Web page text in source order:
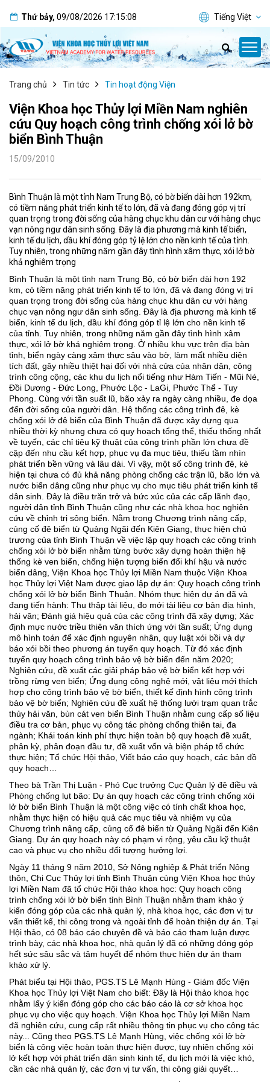
Thứ bảy, 09/08/2026 17:15:08 Tiếng Việt
Trang chủ Tin tức Tin hoạt động Viện
Viện Khoa học Thủy lợi Miền Nam nghiên
cứu Quy hoạch công trình chống xói lở bờ
biển Bình Thuận
15/09/2010
Bình Thuận là một tỉnh Nam Trung Bộ, có bờ biển dài hơn 192km,
có tiềm năng phát triển kinh tế to lớn, đã và đang đóng góp vị trí
quan trọng trong đời sống của hàng chục khu dân cư với hàng chục
vạn nông ngư dân sinh sống. Đây là địa phương mà kinh tế biển,
kinh tế du lịch, dầu khí đóng góp tỷ lệ lớn cho nền kinh tế của tỉnh.
Tuy nhiên, trong những năm gần đây tình hình xâm thực, xói lở bờ
khả nghiêm trọng
Bình Thuận là một tỉnh nam Trung Bộ, có bờ biển dài hơn 192
km, có tiềm năng phát triển kinh tế to lớn, đã và đang đóng vị trí
quan trọng trong đời sống của hàng chục khu dân cư với hàng
chục vạn nông ngư dân sinh sống. Đây là địa phương mà kinh tế
biển, kinh tế du lịch, dầu khí đóng góp tỉ lệ lớn cho nền kinh tế
của tỉnh. Tuy nhiên, trong những năm gần đây tình hình xâm
thực, xói lở bờ khá nghiêm trọng. Ở nhiều khu vực trên địa bàn
tỉnh, biển ngày càng xâm thực sâu vào bờ, làm mất nhiều diện
tích đất, gây nhiều thiệt hại đối với nhà cửa của nhân dân, công
trình công cộng, các khu du lịch nổi tiếng như Hàm Tiến - Mũi Né,
Đồi Dương - Đức Long, Phước Lộc - LaGi, Phước Thể - Tuy
Phong. Cùng với tần suất lũ, bão xảy ra ngày càng nhiều, đe dọa
đến đời sống của người dân. Hệ thống các công trình đê, kè
chống xói lở đê biển của Bình Thuận đã được xây dựng qua
nhiều thời kỳ nhưng chưa có quy hoạch tổng thể, thiếu thống nhất
về tuyến, các chỉ tiêu kỹ thuật của công trình phần lớn chưa đề
cập đến nhu cầu kết hợp, phục vụ đa mục tiêu, thiếu tầm nhìn
phát triển bền vững và lâu dài. Vì vậy, một số công trình đê, kè
hiện tại chưa có đủ khả năng phòng chống các trận lũ, bão lớn và
nước biển dâng cũng như phục vụ cho mục tiêu phát triển kinh tế
dân sinh. Đây là điều trăn trở và bức xúc của các cấp lãnh đạo,
người dân tỉnh Bình Thuận cũng như các nhà khoa học nghiên
cứu về chỉnh trị sông biển. Nằm trong Chương trình nâng cấp,
củng cố đê biển từ Quảng Ngãi đến Kiên Giang, thực hiện chủ
trương của tỉnh Bình Thuận về việc lập quy hoạch các công trình
chống xói lở bờ biển nhằm từng bước xây dựng hoàn thiện hệ
thống kè ven biển, chống hiện tượng biến đổi khí hậu và nước
biển dâng, Viện Khoa học Thủy lợi Miền Nam thuộc Viện Khoa
học Thủy lợi Việt Nam được giao lập dự án: Quy hoạch công trình
chống xói lở bờ biển Bình Thuận. Nhóm thực hiện dự án đã và
đang tiến hành: Thu thập tài liệu, đo mới tài liệu cơ bản địa hình,
hải văn; Đánh giá hiệu quả của các công trình đã xây dựng; Xác
định mực nước triều thiên văn thích ứng với tần suất; Ứng dụng
mô hình toán để xác định nguyên nhân, quy luật xói bồi và dự
báo xói bồi theo phương án tuyến quy hoạch. Từ đó xác định
tuyến quy hoạch công trình bảo vệ bờ biển đến năm 2020;
Nghiên cứu, đề xuất các giải pháp bảo vệ bờ biển kết hợp với
trồng rừng ven biển; Ứng dụng công nghệ mới, vật liệu mới thích
hợp cho công trình bảo vệ bờ biển, thiết kế định hình công trình
bảo vệ bờ biển; Nghiên cứu đề xuất hệ thống lưới trạm quan trắc
thủy hải văn, bùn cát ven biển Bình Thuận nhằm cung cấp số liệu
điều tra cơ bản, phục vụ công tác phòng chống thiên tai, đa
ngành; Khái toán kinh phí thực hiện toàn bộ quy hoạch đề xuất,
phân kỳ, phân đoạn đầu tư, đề xuất vốn và biện pháp tổ chức
thực hiện; Tổ chức Hội thảo, Viết báo cáo quy hoạch, các bản đồ
quy hoạch…
Theo bà Trần Thị Luận - Phó Cục trưởng Cục Quản lý đê điều và
Phòng chống lụt bão: Dự án quy hoạch các công trình chống xói
lở bờ biển Bình Thuận là một công việc có tính chất khoa học,
nhằm thực hiện có hiệu quả các mục tiêu và nhiệm vụ của
Chương trình nâng cấp, củng cố đê biển từ Quảng Ngãi đến Kiên
Giang. Dự án quy hoạch này có phạm vi rộng, yêu cầu kỹ thuật
cao và phục vụ cho nhiều đối tượng hưởng lợi.
Ngày 11 tháng 9 năm 2010, Sở Nông nghiệp & Phát triển Nông
thôn, Chi Cục Thủy lợi tỉnh Bình Thuận cùng Viện Khoa học thủy
lợi Miền Nam đã tổ chức Hội thảo khoa học: Quy hoạch công
trình chống xói lở bờ biển tỉnh Bình Thuận nhằm tham khảo ý
kiến đóng góp của các nhà quản lý, nhà khoa học, các đơn vị tư
vấn thiết kế, thi công trong và ngoài tỉnh để hoàn thiện dự án. Tại
Hội thảo, có 08 báo cáo chuyên đề và báo cáo tham luận được
trình bày, các nhà khoa học, nhà quản lý đã có những đóng góp
hết sức sâu sắc và tâm huyết để nhóm thực hiện dự án tham
khảo xử lý.
Phát biểu tại Hội thảo, PGS.TS Lê Mạnh Hùng - Giám đốc Viện
Khoa học Thủy lợi Việt Nam cho biết: Đây là Hội thảo khoa học
nhằm lấy ý kiến đóng góp cho các báo cáo là cơ sở khoa học
phục vụ cho việc quy hoạch. Viện Khoa học Thủy lợi Miền Nam
đã nghiên cứu, cung cấp rất nhiều thông tin phục vụ cho công tác
này... Cũng theo PGS.TS Lê Mạnh Hùng, việc chống xói lở bờ
biển là công việc hoàn toàn thực hiện được, tuy nhiên chống xói
lở kết hợp với phát triển dân sinh kinh tế, du lịch mới là việc khó,
cần các nhà quản lý, các đơn vị tư vấn, thi công giải quyết…